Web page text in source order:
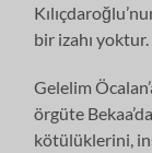
bir izahı yoktur.
Gelelim
örgüte
kötülüklerini,